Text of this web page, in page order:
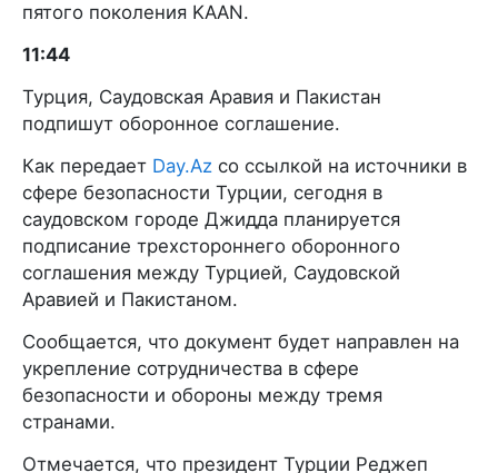
пятого поколения KAAN.
11:44
Турция, Саудовская Аравия и Пакистан
подпишут оборонное соглашение.
Как передает Day.Az со ссылкой на источники в
сфере безопасности Турции, сегодня в
саудовском городе Джидда планируется
подписание трехстороннего оборонного
соглашения между Турцией, Саудовской
Аравией и Пакистаном.
Сообщается, что документ будет направлен на
укрепление сотрудничества в сфере
безопасности и обороны между тремя
странами.
Отмечается, что президент Турции Реджеп